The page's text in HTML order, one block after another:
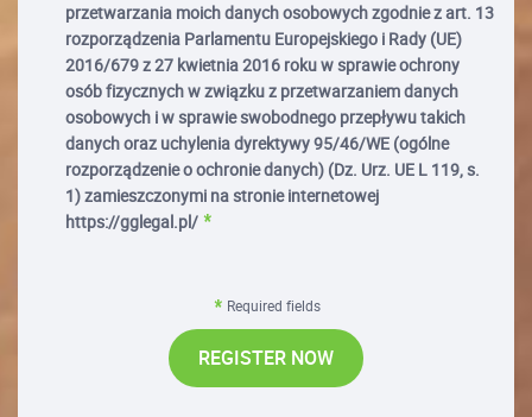
przetwarzania moich danych osobowych zgodnie z art. 13
rozporządzenia Parlamentu Europejskiego i Rady (UE)
2016/679 z 27 kwietnia 2016 roku w sprawie ochrony
osób fizycznych w związku z przetwarzaniem danych
osobowych i w sprawie swobodnego przepływu takich
danych oraz uchylenia dyrektywy 95/46/WE (ogólne
rozporządzenie o ochronie danych) (Dz. Urz. UE L 119, s.
1) zamieszczonymi na stronie internetowej
https://gglegal.pl/
Required fields
REGISTER NOW